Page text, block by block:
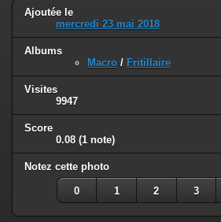
Ajoutée le
mercredi 23 mai 2018
Albums
Macro / Fritillaire
Visites
9947
Score
0.08 (1 note)
Notez cette photo
0 1 2 3